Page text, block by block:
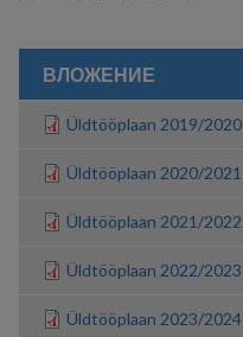
ВЛОЖЕНИЕ
Üldtööplaan 2019/2020
Üldtööplaan 2020/2021
Üldtööplaan 2021/2022
Üldtööplaan 2022/2023
Üldtööplaan 2023/2024